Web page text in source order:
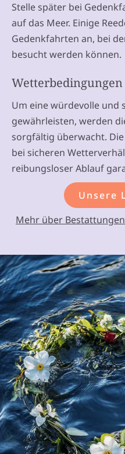
Stelle später bei
auf das Meer. Einige
Gedenkfahrten an, bei
besucht werden können.
Um eine würdevolle und
gewährleisten, werden
sorgfältig überwacht.
bei sicheren
reibungsloser Ablauf
Unsere
Mehr über